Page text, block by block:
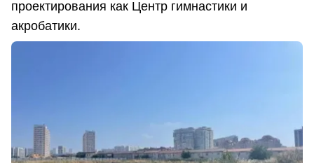
проектирования как Центр гимнастики и
акробатики.